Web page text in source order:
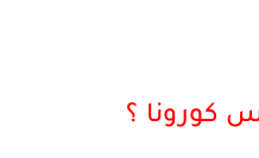
كورونا ؟